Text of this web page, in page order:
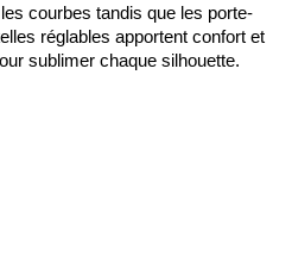
courbes tandis que les porte-
réglables apportent confort et
sublimer chaque silhouette.